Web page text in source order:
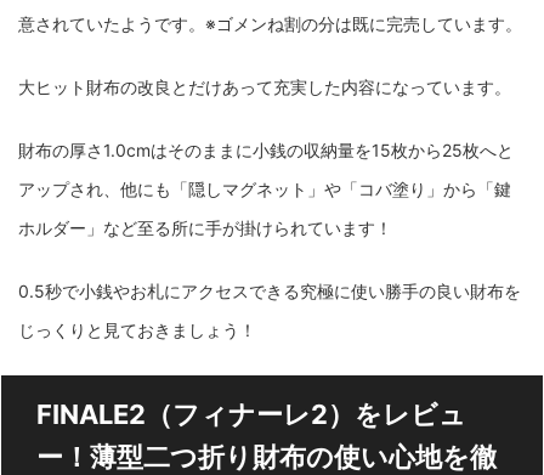
意されていたようです。※ゴメンね割の分は既に完売しています。
大ヒット財布の改良とだけあって充実した内容になっています。
財布の厚さ1.0cmはそのままに小銭の収納量を15枚から25枚へと
アップされ、他にも「隠しマグネット」や「コバ塗り」から「鍵
ホルダー」など至る所に手が掛けられています！
0.5秒で小銭やお札にアクセスできる究極に使い勝手の良い財布を
じっくりと見ておきましょう！
FINALE2（フィナーレ2）をレビュ
ー！薄型二つ折り財布の使い心地を徹